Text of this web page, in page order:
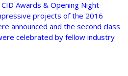
Awards & Opening Night
projects of the 2016
announced and the second class
celebrated by fellow industry